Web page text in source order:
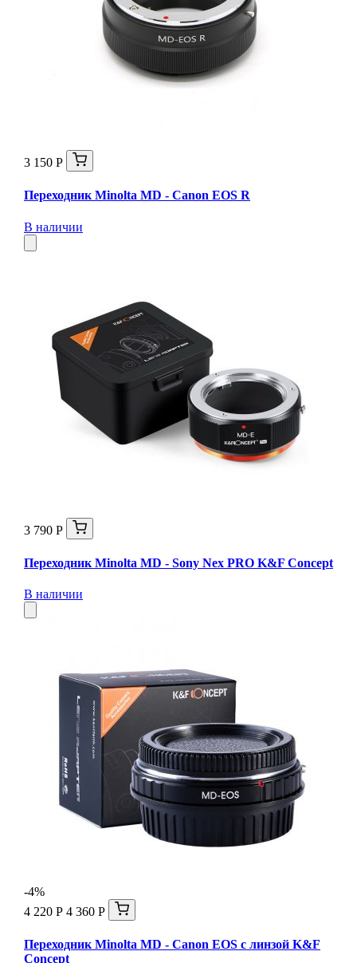
3 150 Р
Переходник Minolta MD - Canon EOS R
В наличии
3 790 Р
Переходник Minolta MD - Sony Nex PRO K&F Concept
В наличии
-4%
4 220 Р 4 360 Р
Переходник Minolta MD - Canon EOS с линзой K&F
Concept